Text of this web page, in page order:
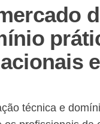
técnica e